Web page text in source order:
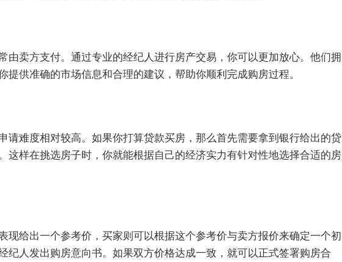
由卖方支付。通过专业的经纪人进行房产交易，你可以更加放心。他们拥
提供准确的市场信息和合理的建议，帮助你顺利完成购房过程。
请难度相对较高。如果你打算贷款买房，那么首先需要拿到银行给出的贷
这样在挑选房子时，你就能根据自己的经济实力有针对性地选择合适的房
现给出一个参考价，买家则可以根据这个参考价与卖方报价来确定一个初
纪人发出购房意向书。如果双方价格达成一致，就可以正式签署购房合